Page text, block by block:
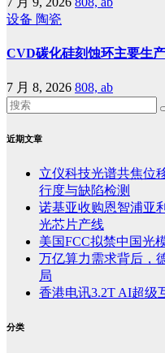
设备 陶瓷
CVD碳化硅刻蚀环主要生
7 月 8, 2026 808, ab
近期文章
立仪科技光谱共焦位
行度与缺陷检测
诺基亚收购恩智浦亚
光芯片产线
美国FCC拟禁中国光
万亿算力需求背后，
局
香港电讯3.2T AI超级
分类